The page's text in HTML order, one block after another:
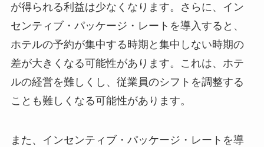
が得られる利益は少なくなります。さらに、イン
センティブ・パッケージ・レートを導入すると、
ホテルの予約が集中する時期と集中しない時期の
差が大きくなる可能性があります。これは、ホテ
ルの経営を難しくし、従業員のシフトを調整する
ことも難しくなる可能性があります。
また、インセンティブ・パッケージ・レートを導